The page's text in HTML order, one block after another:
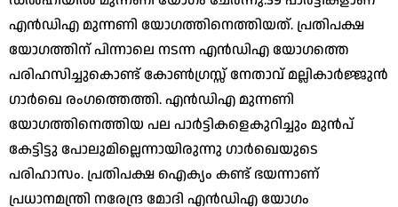
എന്‍ഡിഎ മുന്നണി യോഗത്തിനെത്തിയത്. പ്രതിപക്ഷ
യോഗത്തിന് പിന്നാലെ നടന്ന എന്‍ഡിഎ യോഗത്തെ
പരിഹസിച്ചുകൊണ്ട് കോണ്‍ഗ്രസ്സ് നേതാവ് മല്ലികാര്‍ജ്ജുന്‍
ഗാര്‍ഖെ രംഗത്തെത്തി. എന്‍ഡിഎ മുന്നണി
യോഗത്തിനെത്തിയ പല പാര്‍ട്ടികളെകുറിച്ചും മുന്‍പ്
കേട്ടിട്ടു പോലുമില്ലെന്നായിരുന്നു ഗാര്‍ഖെയുടെ
പരിഹാസം. പ്രതിപക്ഷ ഐക്യം കണ്ട് ഭയന്നാണ്
പ്രധാനമന്ത്രി നരേന്ദ്ര മോദി എന്‍ഡിഎ യോഗം